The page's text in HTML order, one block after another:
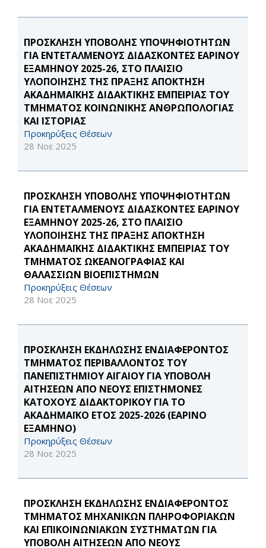
ΠΡΟΣΚΛΗΣΗ ΥΠΟΒΟΛΗΣ ΥΠΟΨΗΦΙΟΤΗΤΩΝ
ΓΙΑ ΕΝΤΕΤΑΛΜΕΝΟΥΣ ΔΙΔΑΣΚΟΝΤΕΣ ΕΑΡΙΝΟΥ
ΕΞΑΜΗΝΟΥ 2025-26, ΣΤΟ ΠΛΑΙΣΙΟ
ΥΛΟΠΟΙΗΣΗΣ ΤΗΣ ΠΡΑΞΗΣ ΑΠΟΚΤΗΣΗ
ΑΚΑΔΗΜΑΪΚΗΣ ΔΙΔΑΚΤΙΚΗΣ ΕΜΠΕΙΡΙΑΣ ΤΟΥ
ΤΜΗΜΑΤΟΣ ΚΟΙΝΩΝΙΚΗΣ ΑΝΘΡΩΠΟΛΟΓΙΑΣ
ΚΑΙ ΙΣΤΟΡΙΑΣ
Προκηρύξεις Θέσεων
28 Νοε 2025
ΠΡΟΣΚΛΗΣΗ ΥΠΟΒΟΛΗΣ ΥΠΟΨΗΦΙΟΤΗΤΩΝ
ΓΙΑ ΕΝΤΕΤΑΛΜΕΝΟΥΣ ΔΙΔΑΣΚΟΝΤΕΣ ΕΑΡΙΝΟΥ
ΕΞΑΜΗΝΟΥ 2025-26, ΣΤΟ ΠΛΑΙΣΙΟ
ΥΛΟΠΟΙΗΣΗΣ ΤΗΣ ΠΡΑΞΗΣ ΑΠΟΚΤΗΣΗ
ΑΚΑΔΗΜΑΪΚΗΣ ΔΙΔΑΚΤΙΚΗΣ ΕΜΠΕΙΡΙΑΣ ΤΟΥ
ΤΜΗΜΑΤΟΣ ΩΚΕΑΝΟΓΡΑΦΙΑΣ ΚΑΙ
ΘΑΛΑΣΣΙΩΝ ΒΙΟΕΠΙΣΤΗΜΩΝ
Προκηρύξεις Θέσεων
28 Νοε 2025
ΠΡΟΣΚΛΗΣΗ ΕΚΔΗΛΩΣΗΣ ΕΝΔΙΑΦΕΡΟΝΤΟΣ
ΤΜΗΜΑΤΟΣ ΠΕΡΙΒΑΛΛΟΝΤΟΣ ΤΟΥ
ΠΑΝΕΠΙΣΤΗΜΙΟΥ ΑΙΓΑΙΟΥ ΓΙΑ ΥΠΟΒΟΛΗ
ΑΙΤΗΣΕΩΝ ΑΠΟ ΝΕΟΥΣ ΕΠΙΣΤΗΜΟΝΕΣ
ΚΑΤΟΧΟΥΣ ΔΙΔΑΚΤΟΡΙΚΟΥ ΓΙΑ ΤΟ
ΑΚΑΔΗΜΑΪΚΟ ΕΤΟΣ 2025-2026 (ΕΑΡΙΝΟ
ΕΞΑΜΗΝΟ)
Προκηρύξεις Θέσεων
28 Νοε 2025
ΠΡΟΣΚΛΗΣΗ ΕΚΔΗΛΩΣΗΣ ΕΝΔΙΑΦΕΡΟΝΤΟΣ
ΤΜΗΜΑΤΟΣ ΜΗΧΑΝΙΚΩΝ ΠΛΗΡΟΦΟΡΙΑΚΩΝ
ΚΑΙ ΕΠΙΚΟΙΝΩΝΙΑΚΩΝ ΣΥΣΤΗΜΑΤΩΝ ΓΙΑ
ΥΠΟΒΟΛΗ ΑΙΤΗΣΕΩΝ ΑΠΟ ΝΕΟΥΣ